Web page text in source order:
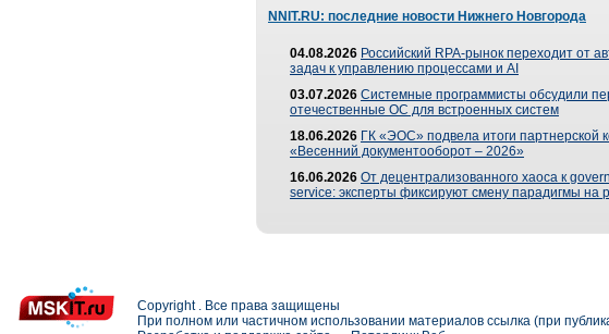
NNIT.RU: последние новости Нижнего Новгорода
04.08.2026 Российский RPA-рынок переходит от
задач к управлению процессами и AI
03.07.2026 Системные программисты обсудили
отечественные ОС для встроенных систем
18.06.2026 ГК «ЭОС» подвела итоги партнерской
«Весенний документооборот – 2026»
16.06.2026 От децентрализованного хаоса к
service: эксперты фиксируют смену парадигмы на
Copyright . Все права защищены
При полном или частичном использовании материалов ссылка (при